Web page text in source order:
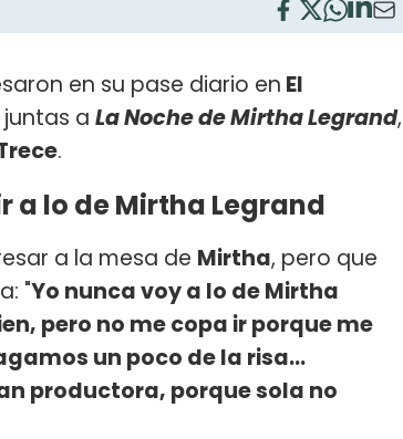
en su pase diario en El
a La Noche de Mirtha Legrand,
.
a lo de Mirtha Legrand
a la mesa de Mirtha, pero que
"Yo nunca voy a lo de Mirtha
pero no me copa ir porque me
un poco de la risa...
productora, porque sola no